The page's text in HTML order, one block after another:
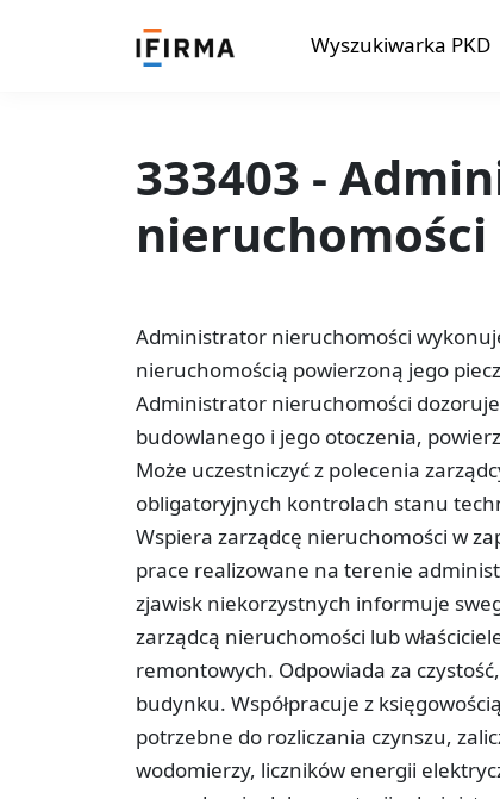
Wyszukiwarka PKD
333403 -
nieruchomości
Administrator nieruchomości
nieruchomością powierzoną jego
Administrator nieruchomości
budowlanego i jego otoczenia,
Może uczestniczyć z polecenia
obligatoryjnych kontrolach stanu
Wspiera zarządcę nieruchomości w
prace realizowane na terenie
zjawisk niekorzystnych informuje
zarządcą nieruchomości lub
remontowych. Odpowiada za
budynku. Współpracuje z
potrzebne do rozliczania czynszu,
wodomierzy, liczników energii